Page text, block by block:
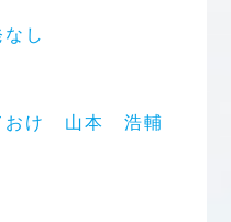
し
おけ 山本 浩輔